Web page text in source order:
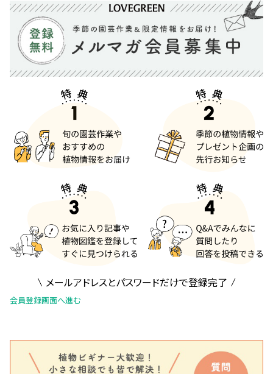
メールアドレスとパスワードだけで登録完了
会員登録画面へ進む